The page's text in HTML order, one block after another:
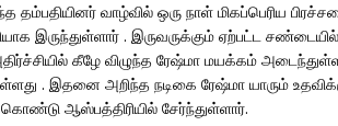
வாழ்வில் ஒரு நாள் மிகப்பெரிய
இருந்துள்ளார் . இருவருக்கும் ஏற்பட்ட சண்டையில்
கீழே விழுந்த ரேஷ்மா மயக்கம்
. இதனை அறிந்த நடிகை ரேஷ்மா யாரும்
ஆஸ்பத்திரியில் சேர்ந்துள்ளார்.